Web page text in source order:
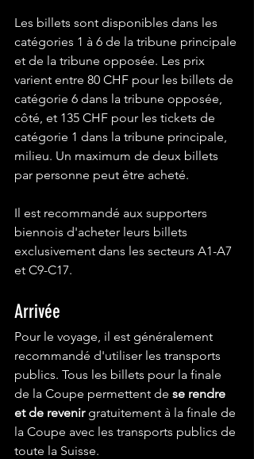
Les billets sont disponibles dans les
catégories 1 à 6 de la tribune principale
et de la tribune opposée. Les prix
varient entre 80 CHF pour les billets de
catégorie 6 dans la tribune opposée,
côté, et 135 CHF pour les tickets de
catégorie 1 dans la tribune principale,
milieu. Un maximum de deux billets
par personne peut être acheté.
Il est recommandé aux supporters
biennois d'acheter leurs billets
exclusivement dans les secteurs A1-A7
et C9-C17.
Arrivée
Pour le voyage, il est généralement
recommandé d'utiliser les transports
publics. Tous les billets pour la finale
de la Coupe permettent de se rendre
et de revenir gratuitement à la finale de
la Coupe avec les transports publics de
toute la Suisse.